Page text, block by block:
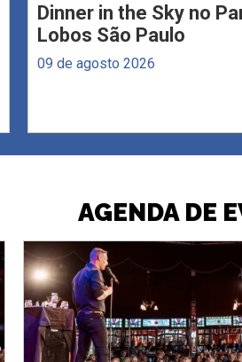
Dinner in the Sky no
Lobos São Paulo
09 de agosto 2026
AGENDA DE